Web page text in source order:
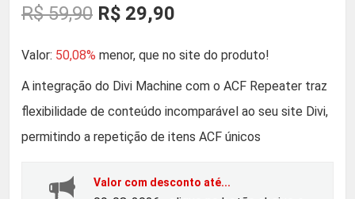
R$59,90 O
p
r
R$ 29,90
p
r
Valor: 50,08% menor, que no site do produto!
A integração do Divi Machine com o ACF Repeater traz
flexibilidade de conteúdo incomparável ao seu site Divi,
permitindo a repetição de itens ACF únicos
Valor com desconto até...